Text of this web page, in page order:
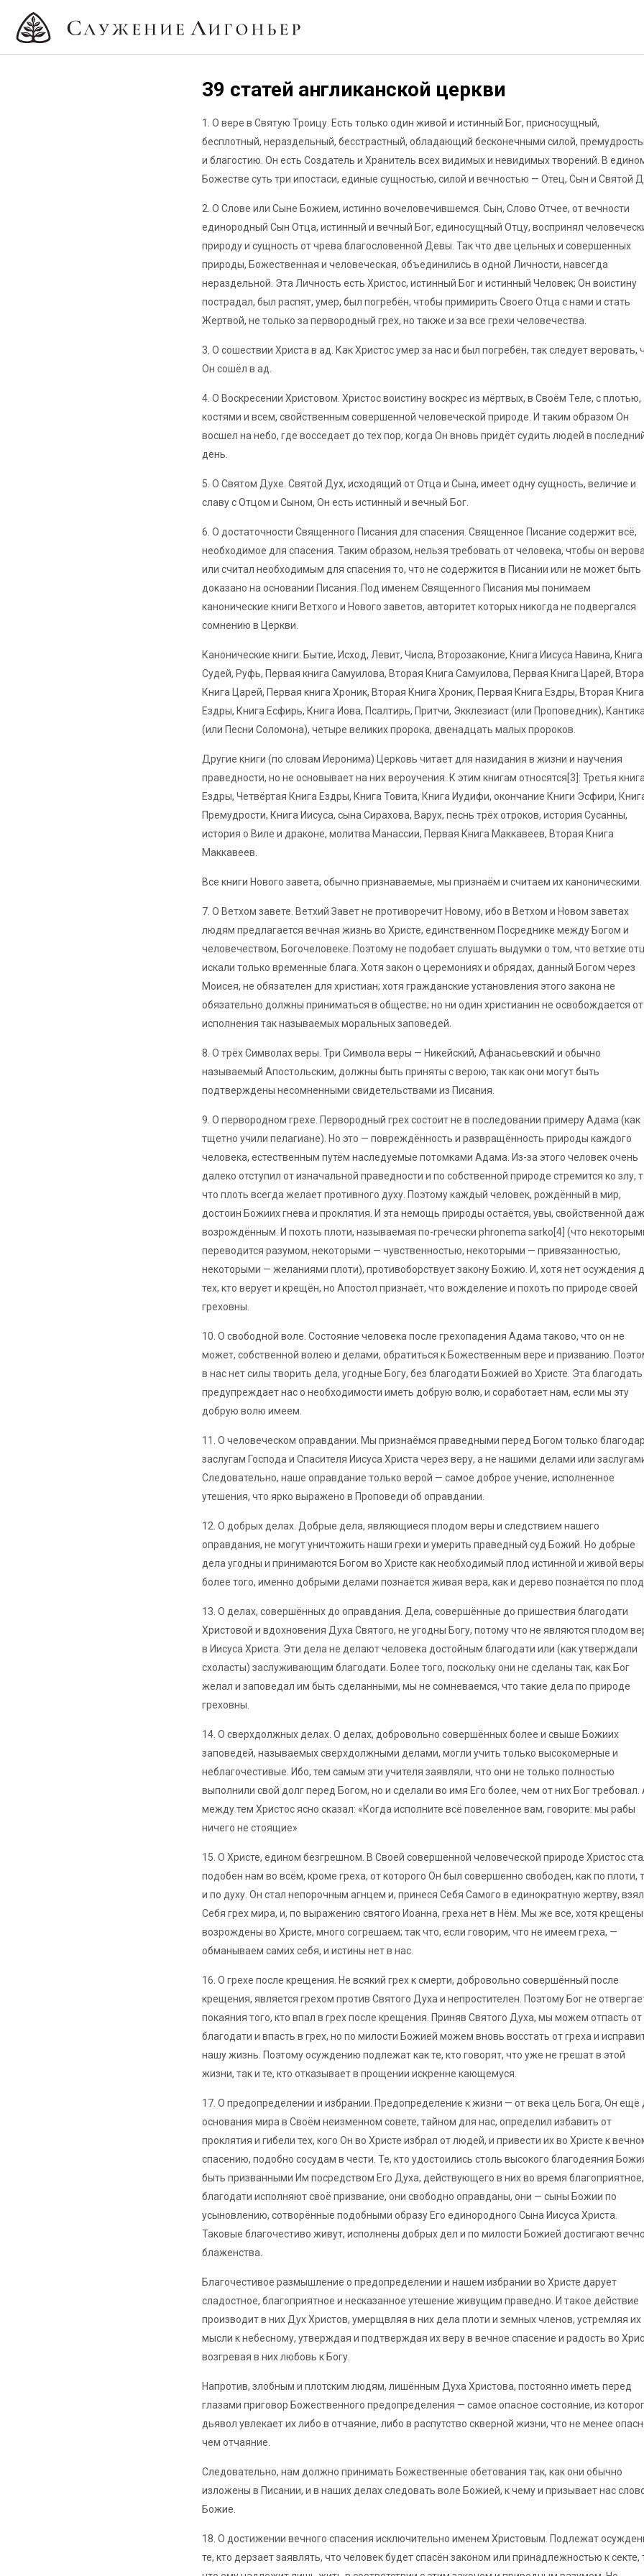
39 статей англиканской церкви
1. О вере в Святую Троицу. Есть только один живой и истинный Бог, присносущный,
бесплотный, нераздельный, бесстрастный, обладающий бесконечными силой,
и благостию. Он есть Создатель и Хранитель всех видимых и невидимых творений. В
Божестве суть три ипостаси, единые сущностью, силой и вечностью — Отец, Сын и Святой
2. О Слове или Сыне Божием, истинно вочеловечившемся. Сын, Слово Отчее, от вечности
единородный Сын Отца, истинный и вечный Бог, единосущный Отцу, воспринял
природу и сущность от чрева благословенной Девы. Так что две цельных и совершенных
природы, Божественная и человеческая, объединились в одной Личности, навсегда
нераздельной. Эта Личность есть Христос, истинный Бог и истинный Человек; Он воистину
пострадал, был распят, умер, был погребён, чтобы примирить Своего Отца с нами и стать
Жертвой, не только за первородный грех, но также и за все грехи человечества.
3. О сошествии Христа в ад. Как Христос умер за нас и был погребён, так следует веровать,
Он сошёл в ад.
4. О Воскресении Христовом. Христос воистину воскрес из мёртвых, в Своём Теле, с плотью,
костями и всем, свойственным совершенной человеческой природе. И таким образом Он
восшел на небо, где восседает до тех пор, когда Он вновь придёт судить людей в
день.
5. О Святом Духе. Святой Дух, исходящий от Отца и Сына, имеет одну сущность, величие и
славу с Отцом и Сыном, Он есть истинный и вечный Бог.
6. О достаточности Священного Писания для спасения. Священное Писание содержит всё,
необходимое для спасения. Таким образом, нельзя требовать от человека, чтобы он
или считал необходимым для спасения то, что не содержится в Писании или не может быть
доказано на основании Писания. Под именем Священного Писания мы понимаем
канонические книги Ветхого и Нового заветов, авторитет которых никогда не подвергался
сомнению в Церкви.
Канонические книги: Бытие, Исход, Левит, Числа, Второзаконие, Книга Иисуса Навина, Книга
Судей, Руфь, Первая книга Самуилова, Вторая Книга Самуилова, Первая Книга Царей,
Книга Царей, Первая книга Хроник, Вторая Книга Хроник, Первая Книга Ездры, Вторая Книга
Ездры, Книга Есфирь, Книга Иова, Псалтирь, Притчи, Экклезиаст (или Проповедник), Кантика
(или Песни Соломона), четыре великих пророка, двенадцать малых пророков.
Другие книги (по словам Иеронима) Церковь читает для назидания в жизни и научения
праведности, но не основывает на них вероучения. К этим книгам относятся[3]: Третья книга
Ездры, Четвёртая Книга Ездры, Книга Товита, Книга Иудифи, окончание Книги Эсфири,
Премудрости, Книга Иисуса, сына Сирахова, Варух, песнь трёх отроков, история Сусанны,
история о Виле и драконе, молитва Манассии, Первая Книга Маккавеев, Вторая Книга
Маккавеев.
Все книги Нового завета, обычно признаваемые, мы признаём и считаем их каноническими.
7. О Ветхом завете. Ветхий Завет не противоречит Новому, ибо в Ветхом и Новом заветах
людям предлагается вечная жизнь во Христе, единственном Посреднике между Богом и
человечеством, Богочеловеке. Поэтому не подобает слушать выдумки о том, что ветхие
искали только временные блага. Хотя закон о церемониях и обрядах, данный Богом через
Моисея, не обязателен для христиан; хотя гражданские установления этого закона не
обязательно должны приниматься в обществе; но ни один христианин не освобождается от
исполнения так называемых моральных заповедей.
8. О трёх Символах веры. Три Символа веры — Никейский, Афанасьевский и обычно
называемый Апостольским, должны быть приняты с верою, так как они могут быть
подтверждены несомненными свидетельствами из Писания.
9. О первородном грехе. Первородный грех состоит не в последовании примеру Адама (как
тщетно учили пелагиане). Но это — повреждённость и развращённость природы каждого
человека, естественным путём наследуемые потомками Адама. Из-за этого человек очень
далеко отступил от изначальной праведности и по собственной природе стремится ко злу,
что плоть всегда желает противного духу. Поэтому каждый человек, рождённый в мир,
достоин Божиих гнева и проклятия. И эта немощь природы остаётся, увы, свойственной
возрождённым. И похоть плоти, называемая по-гречески phronema sarko[4] (что
переводится разумом, некоторыми — чувственностью, некоторыми — привязанностью,
некоторыми — желаниями плоти), противоборствует закону Божию. И, хотя нет осуждения
тех, кто верует и крещён, но Апостол признаёт, что вожделение и похоть по природе своей
греховны.
10. О свободной воле. Состояние человека после грехопадения Адама таково, что он не
может, собственной волею и делами, обратиться к Божественным вере и призванию.
в нас нет силы творить дела, угодные Богу, без благодати Божией во Христе. Эта благодать
предупреждает нас о необходимости иметь добрую волю, и соработает нам, если мы эту
добрую волю имеем.
11. О человеческом оправдании. Мы признаёмся праведными перед Богом только
заслугам Господа и Спасителя Иисуса Христа через веру, а не нашими делами или
Следовательно, наше оправдание только верой — самое доброе учение, исполненное
утешения, что ярко выражено в Проповеди об оправдании.
12. О добрых делах. Добрые дела, являющиеся плодом веры и следствием нашего
оправдания, не могут уничтожить наши грехи и умерить праведный суд Божий. Но добрые
дела угодны и принимаются Богом во Христе как необходимый плод истинной и живой
более того, именно добрыми делами познаётся живая вера, как и дерево познаётся по
13. О делах, совершённых до оправдания. Дела, совершённые до пришествия благодати
Христовой и вдохновения Духа Святого, не угодны Богу, потому что не являются плодом
в Иисуса Христа. Эти дела не делают человека достойным благодати или (как утверждали
схоласты) заслуживающим благодати. Более того, поскольку они не сделаны так, как Бог
желал и заповедал им быть сделанными, мы не сомневаемся, что такие дела по природе
греховны.
14. О сверхдолжных делах. О делах, добровольно совершённых более и свыше Божиих
заповедей, называемых сверхдолжными делами, могли учить только высокомерные и
неблагочестивые. Ибо, тем самым эти учителя заявляли, что они не только полностью
выполнили свой долг перед Богом, но и сделали во имя Его более, чем от них Бог требовал.
между тем Христос ясно сказал: «Когда исполните всё повеленное вам, говорите: мы рабы
ничего не стоящие»
15. О Христе, едином безгрешном. В Своей совершенной человеческой природе Христос
подобен нам во всём, кроме греха, от которого Он был совершенно свободен, как по плоти,
и по духу. Он стал непорочным агнцем и, принеся Себя Самого в единократную жертву,
Себя грех мира, и, по выражению святого Иоанна, греха нет в Нём. Мы же все, хотя крещены
возрождены во Христе, много согрешаем; так что, если говорим, что не имеем греха, —
обманываем самих себя, и истины нет в нас.
16. О грехе после крещения. Не всякий грех к смерти, добровольно совершённый после
крещения, является грехом против Святого Духа и непростителен. Поэтому Бог не
покаяния того, кто впал в грех после крещения. Приняв Святого Духа, мы можем отпасть от
благодати и впасть в грех, но по милости Божией можем вновь восстать от греха и
нашу жизнь. Поэтому осуждению подлежат как те, кто говорят, что уже не грешат в этой
жизни, так и те, кто отказывает в прощении искренне кающемуся.
17. О предопределении и избрании. Предопределение к жизни — от века цель Бога, Он ещё
основания мира в Своём неизменном совете, тайном для нас, определил избавить от
проклятия и гибели тех, кого Он во Христе избрал от людей, и привести их во Христе к
спасению, подобно сосудам в чести. Те, кто удостоились столь высокого благодеяния
быть призванными Им посредством Его Духа, действующего в них во время
благодати исполняют своё призвание, они свободно оправданы, они — сыны Божии по
усыновлению, сотворённые подобными образу Его единородного Сына Иисуса Христа.
Таковые благочестиво живут, исполнены добрых дел и по милости Божией достигают
блаженства.
Благочестивое размышление о предопределении и нашем избрании во Христе дарует
сладостное, благоприятное и несказанное утешение живущим праведно. И такое действие
производит в них Дух Христов, умерщвляя в них дела плоти и земных членов, устремляя их
мысли к небесному, утверждая и подтверждая их веру в вечное спасение и радость во
возгревая в них любовь к Богу.
Напротив, злобным и плотским людям, лишённым Духа Христова, постоянно иметь перед
глазами приговор Божественного предопределения — самое опасное состояние, из
дьявол увлекает их либо в отчаяние, либо в распутство скверной жизни, что не менее
чем отчаяние.
Следовательно, нам должно принимать Божественные обетования так, как они обычно
изложены в Писании, и в наших делах следовать воле Божией, к чему и призывает нас
Божие.
18. О достижении вечного спасения исключительно именем Христовым. Подлежат
те, кто дерзает заявлять, что человек будет спасён законом или принадлежностью к секте,